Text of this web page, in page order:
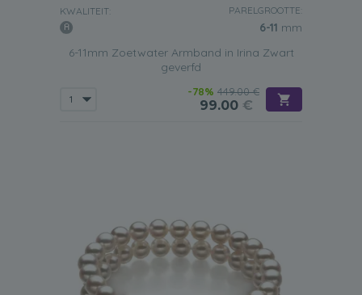
KWALITEIT: PARELGROOTTE:
6-11 mm
6-11mm Zoetwater Armband in Irina Zwart
geverfd
-78% 449.00 €
99.00 €